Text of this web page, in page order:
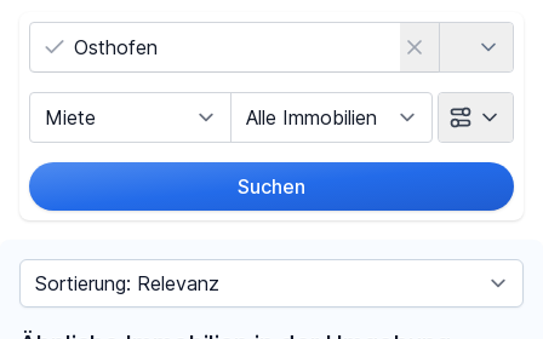
Suchen
Preis
Sortieren nach